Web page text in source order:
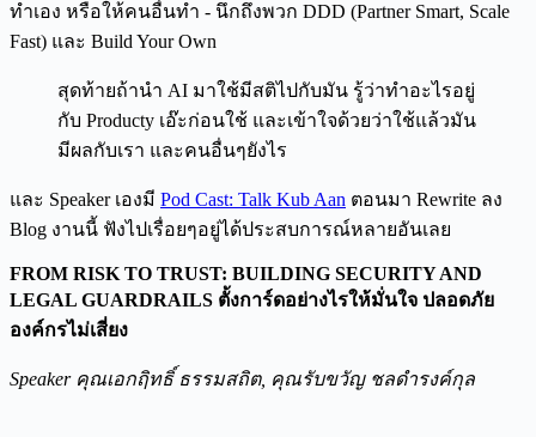
ทำเอง หรือให้คนอื่นทำ - นึกถึงพวก DDD (Partner Smart, Scale
Fast) และ Build Your Own
สุดท้ายถ้านำ AI มาใช้มีสติไปกับมัน รู้ว่าทำอะไรอยู่
กับ Producty เอ๊ะก่อนใช้ และเข้าใจด้วยว่าใช้แล้วมัน
มีผลกับเรา และคนอื่นๆยังไร
และ Speaker เองมี Pod Cast: Talk Kub Aan ตอนมา Rewrite ลง
Blog งานนี้ ฟังไปเรื่อยๆอยู่ได้ประสบการณ์หลายอันเลย
FROM RISK TO TRUST: BUILDING SECURITY AND
LEGAL GUARDRAILS ตั้งการ์ดอย่างไรให้มั่นใจ ปลอดภัย
องค์กรไม่เสี่ยง
Speaker คุณเอกฤิทธิ์ ธรรมสถิต, คุณรับขวัญ ชลดำรงค์กุล